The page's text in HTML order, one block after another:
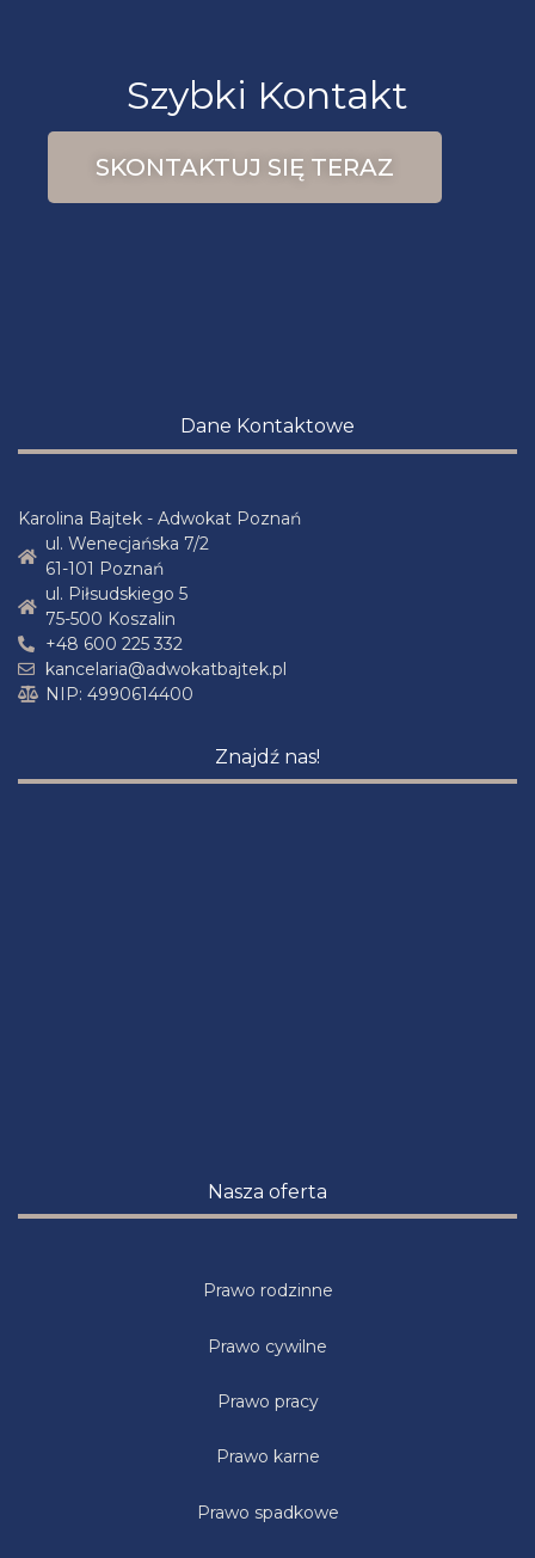
Szybki Kontakt
SKONTAKTUJ SIĘ TERAZ
Dane Kontaktowe
Karolina Bajtek - Adwokat Poznań
ul. Wenecjańska 7/2
61-101 Poznań
ul. Piłsudskiego 5
75-500 Koszalin
+48 600 225 332
kancelaria@adwokatbajtek.pl
NIP: 4990614400
Znajdź nas!
Nasza oferta
Prawo rodzinne
Prawo cywilne
Prawo pracy
Prawo karne
Prawo spadkowe